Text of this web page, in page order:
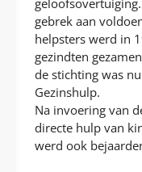
gebrek aan
helpsters werd in
gezindten
de stichting was
Gezinshulp.
Na invoering van
directe hulp van
werd ook